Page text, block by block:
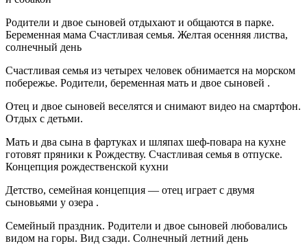
Родители и двое сыновей отдыхают и общаются в парке.
Беременная мама Счастливая семья. Желтая осенняя листва,
солнечный день
Счастливая семья из четырех человек обнимается на морском
побережье. Родители, беременная мать и двое сыновей .
Отец и двое сыновей веселятся и снимают видео на смартфон.
Отдых с детьми.
Мать и два сына в фартуках и шляпах шеф-повара на кухне
готовят пряники к Рождеству. Счастливая семья в отпуске.
Концепция рождественской кухни
Детство, семейная концепция — отец играет с двумя
сыновьями у озера .
Семейный праздник. Родители и двое сыновей любовались
видом на горы. Вид сзади. Солнечный летний день